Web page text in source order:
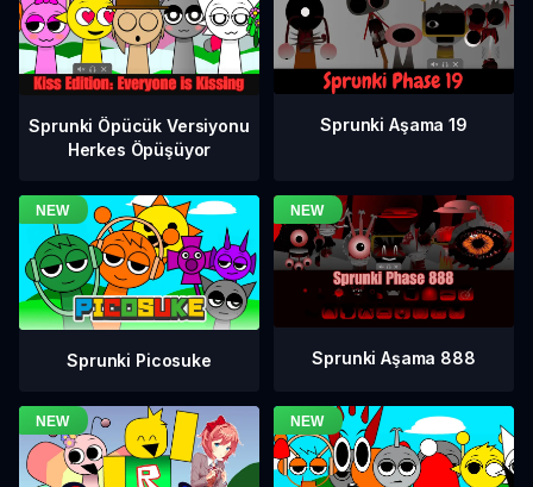
Sprunki Öpücük Versiyonu
Herkes Öpüşüyor
Sprunki Aşama 19
Sprunki Picosuke Sprunki Aşama 888